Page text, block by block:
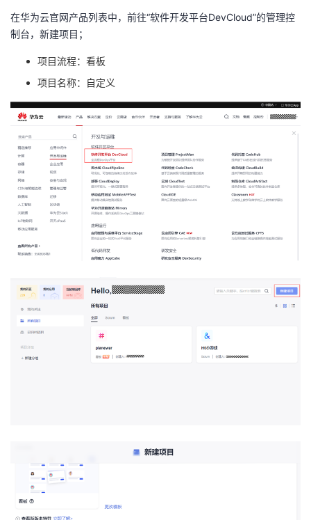
在华为云官网产品列表中，前往“软件开发平台DevCloud”的管理控
制台，新建项目；
项目流程：看板
项目名称：自定义